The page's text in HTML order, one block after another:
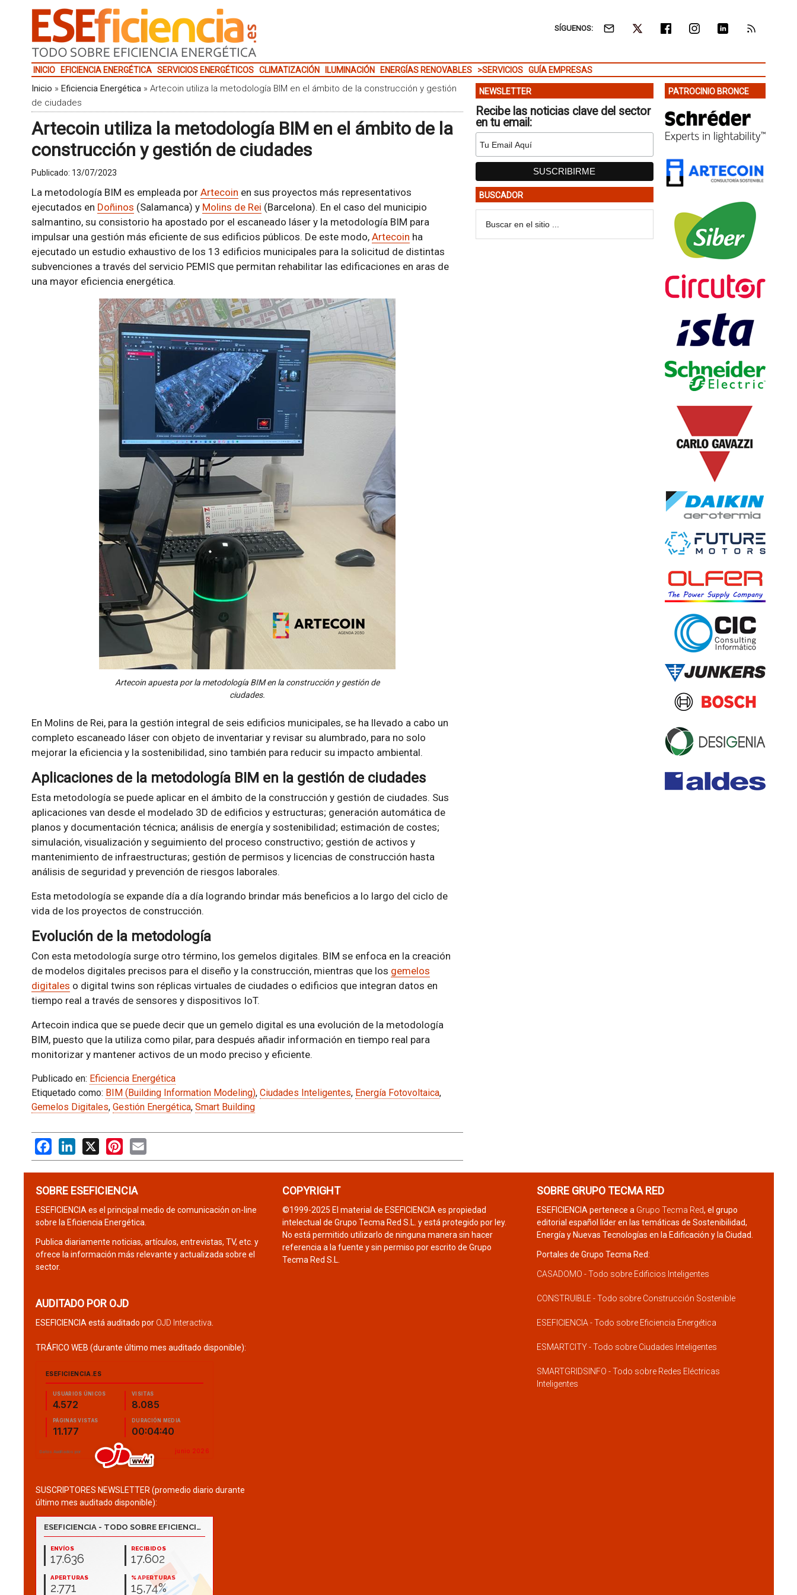
SÍGUENOS:
INICIO EFICIENCIA ENERGÉTICA SERVICIOS ENERGÉTICOS CLIMATIZACIÓN ILUMINACIÓN ENERGÍAS RENOVABLES >SERVICIOS GUÍA EMPRESAS
Inicio » Eficiencia Energética» Artecoin utiliza la metodología BIM en el ámbito de la construcción y gestión
de ciudades
Artecoin utiliza la metodología BIM en el ámbito de la
construcción y gestión de ciudades
Publicado: 13/07/2023
La metodología BIM es empleada por Artecoin en sus proyectos más representativos
ejecutados en Doñinos (Salamanca) y Molins de Rei (Barcelona). En el caso del municipio
salmantino, su consistorio ha apostado por el escaneado láser y la metodología BIM para
impulsar una gestión más eficiente de sus edificios públicos. De este modo, Artecoin ha
ejecutado un estudio exhaustivo de los 13 edificios municipales para la solicitud de distintas
subvenciones a través del servicio PEMIS que permitan rehabilitar las edificaciones en aras de
una mayor eficiencia energética.
Artecoin apuesta por la metodología BIM en la construcción y gestión de
ciudades.
En Molins de Rei, para la gestión integral de seis edificios municipales, se ha llevado a cabo un
completo escaneado láser con objeto de inventariar y revisar su alumbrado, para no solo
mejorar la eficiencia y la sostenibilidad, sino también para reducir su impacto ambiental.
Aplicaciones de la metodología BIM en la gestión de ciudades
Esta metodología se puede aplicar en el ámbito de la construcción y gestión de ciudades. Sus
aplicaciones van desde el modelado 3D de edificios y estructuras; generación automática de
planos y documentación técnica; análisis de energía y sostenibilidad; estimación de costes;
simulación, visualización y seguimiento del proceso constructivo; gestión de activos y
mantenimiento de infraestructuras; gestión de permisos y licencias de construcción hasta
análisis de seguridad y prevención de riesgos laborales.
Esta metodología se expande día a día logrando brindar más beneficios a lo largo del ciclo de
vida de los proyectos de construcción.
Evolución de la metodología
Con esta metodología surge otro término, los gemelos digitales. BIM se enfoca en la creación
de modelos digitales precisos para el diseño y la construcción, mientras que los gemelos
digitales o digital twins son réplicas virtuales de ciudades o edificios que integran datos en
tiempo real a través de sensores y dispositivos IoT.
Artecoin indica que se puede decir que un gemelo digital es una evolución de la metodología
BIM, puesto que la utiliza como pilar, para después añadir información en tiempo real para
monitorizar y mantener activos de un modo preciso y eficiente.
Publicado en: Eficiencia Energética
Etiquetado como: BIM (Building Information Modeling), Ciudades Inteligentes, Energía Fotovoltaica,
Gemelos Digitales, Gestión Energética, Smart Building
FacebookLinkedIn
X PinterestEmail
NEWSLETTER
Recibe las noticias clave del sector
en tu email:
BUSCADOR
PATROCINIO BRONCE
SOBRE ESEFICIENCIA
ESEFICIENCIA es el principal medio de comunicación on-line
sobre la Eficiencia Energética.
Publica diariamente noticias, artículos, entrevistas, TV, etc. y
ofrece la información más relevante y actualizada sobre el
sector.
AUDITADO POR OJD
ESEFICIENCIA está auditado por OJD Interactiva
TRÁFICO WEB (durante último mes auditado disponible):
SUSCRIPTORES NEWSLETTER (promedio diario durante
último mes auditado disponible):
COPYRIGHT
©1999-2025 El material de ESEFICIENCIA es propiedad
intelectual de Grupo Tecma Red S.L. y está protegido por ley.
No está permitido utilizarlo de ninguna manera sin hacer
referencia a la fuente y sin permiso por escrito de Grupo
Tecma Red S.L.
SOBRE GRUPO TECMA RED
ESEFICIENCIA pertenece a Grupo Tecma Red, el grupo
editorial español líder en las temáticas de Sostenibilidad,
Energía y Nuevas Tecnologías en la Edificación y la Ciudad.
Portales de Grupo Tecma Red:
CASADOMO - Todo sobre Edificios Inteligentes
CONSTRUIBLE - Todo sobre Construcción Sostenible
ESEFICIENCIA - Todo sobre Eficiencia Energética
ESMARTCITY - Todo sobre Ciudades Inteligentes
SMARTGRIDSINFO - Todo sobre Redes Eléctricas
Inteligentes